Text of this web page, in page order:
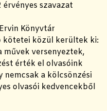
érvényes szavazat
Könyvtár
kötetei közül kerültek ki:
művek versenyeztek,
érték el olvasóink
nemcsak a kölcsönzési
olvasói kedvencekből